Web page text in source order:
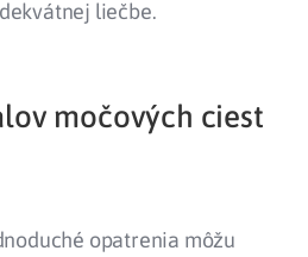
liečbe.
močových ciest
opatrenia môžu